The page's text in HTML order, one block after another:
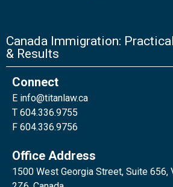
Canada Immigration:
& Results
Connect
E info@titanlaw.ca
T 604.336.9755
F 604.336.9756
Office Address
1500 West Georgia Street, Suite 656,